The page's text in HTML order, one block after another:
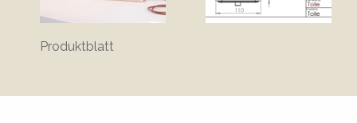
Produktblatt